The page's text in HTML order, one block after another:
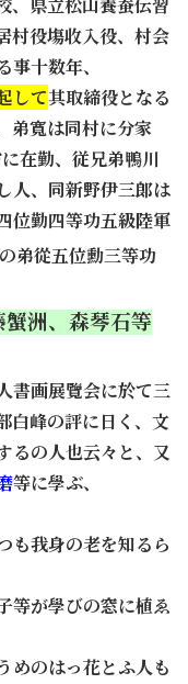
、県立松山養蚕伝習
村役塲收入役、村会
十数年、
して其取締役となる
弟寬は同村に分家
在勤、従兄弟鴨川
人、同新野伊三郞は
位勤四等功五級陸軍
弟從五位勳三等功
洲、森琴石等
書画展覽会に於て三
峰の評に日く、 文
の人也云々と、 又
等に學ぶ、
我身の老を知るら
等が學びの窓に植ゑ
のはっ花とふ人も